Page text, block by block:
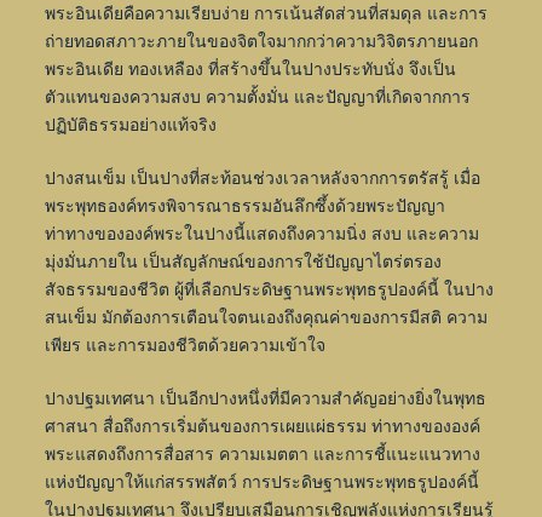
พระอินเดียคือความเรียบง่าย การเน้นสัดส่วนที่สมดุล และการ
ถ่ายทอดสภาวะภายในของจิตใจมากกว่าความวิจิตรภายนอก
พระอินเดีย ทองเหลือง ที่สร้างขึ้นในปางประทับนั่ง จึงเป็น
ตัวแทนของความสงบ ความตั้งมั่น และปัญญาที่เกิดจากการ
ปฏิบัติธรรมอย่างแท้จริง
ปางสนเข็ม เป็นปางที่สะท้อนช่วงเวลาหลังจากการตรัสรู้ เมื่อ
พระพุทธองค์ทรงพิจารณาธรรมอันลึกซึ้งด้วยพระปัญญา
ท่าทางขององค์พระในปางนี้แสดงถึงความนิ่ง สงบ และความ
มุ่งมั่นภายใน เป็นสัญลักษณ์ของการใช้ปัญญาไตร่ตรอง
สัจธรรมของชีวิต ผู้ที่เลือกประดิษฐานพระพุทธรูปองค์นี้ ในปาง
สนเข็ม มักต้องการเตือนใจตนเองถึงคุณค่าของการมีสติ ความ
เพียร และการมองชีวิตด้วยความเข้าใจ
ปางปฐมเทศนา เป็นอีกปางหนึ่งที่มีความสำคัญอย่างยิ่งในพุทธ
ศาสนา สื่อถึงการเริ่มต้นของการเผยแผ่ธรรม ท่าทางขององค์
พระแสดงถึงการสื่อสาร ความเมตตา และการชี้แนะแนวทาง
แห่งปัญญาให้แก่สรรพสัตว์ การประดิษฐานพระพุทธรูปองค์นี้
ในปางปฐมเทศนา จึงเปรียบเสมือนการเชิญพลังแห่งการเรียนรู้